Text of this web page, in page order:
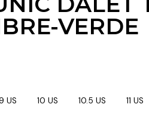
VERDE
US 10 US 10.5 US 11 US